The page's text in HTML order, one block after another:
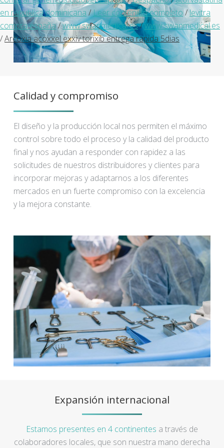
en republica dominicana /Leer contenido completo/levitra
compra españa/www.swanmedical.es/www.swanmedical.es
/Arcoxia acoxxel exxiv torixib entrega rapida 5dias
Calidad y compromiso
El diseño y la producción local nos permiten el máximo
control sobre todo el proceso y la calidad del producto
final y nos ayudan a responder con rapidez a las
solicitudes de nuestros distribuidores y clientes para
incorporar mejoras y adaptarnos a los diferentes
mercados en un fuerte compromiso con la excelencia
y la mejora constante.
Expansión internacional
Estamos presentes en 4 continentes a través de
colaboradores locales, que son nuestra mano derecha